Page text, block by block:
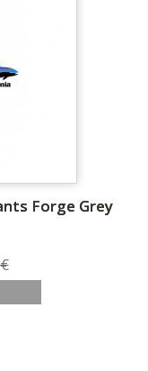
Forge Grey